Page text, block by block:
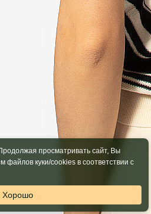
просматривать сайт, Вы
файлов куки/cookies в соответствии с
Хорошо